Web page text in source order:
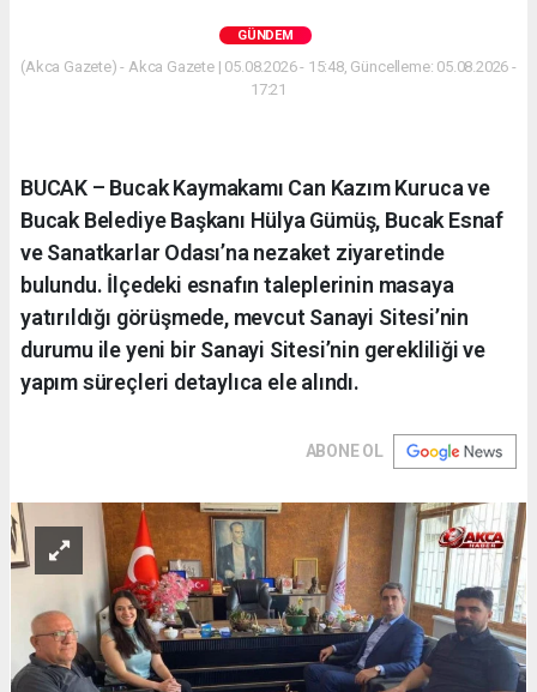
GÜNDEM
(Akca Gazete) - Akca Gazete | 05.08.2026 - 15:48, Güncelleme: 05.08.2026 -
17:21
BUCAK – Bucak Kaymakamı Can Kazım Kuruca ve
Bucak Belediye Başkanı Hülya Gümüş, Bucak Esnaf
ve Sanatkarlar Odası’na nezaket ziyaretinde
bulundu. İlçedeki esnafın taleplerinin masaya
yatırıldığı görüşmede, mevcut Sanayi Sitesi’nin
durumu ile yeni bir Sanayi Sitesi’nin gerekliliği ve
yapım süreçleri detaylıca ele alındı.
ABONE OL